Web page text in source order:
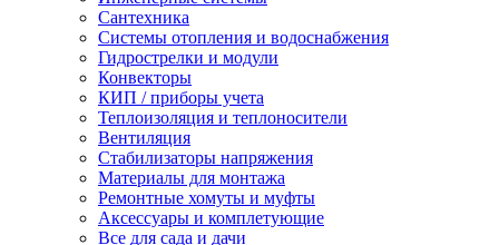
Сантехника
Системы отопления и водоснабжения
Гидрострелки и модули
Конвекторы
КИП / приборы учета
Теплоизоляция и теплоносители
Вентиляция
Стабилизаторы напряжения
Материалы для монтажа
Ремонтные хомуты и муфты
Аксессуары и комплетующие
Все для сада и дачи